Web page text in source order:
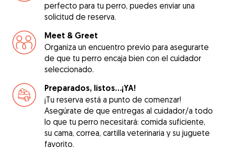
perfecto para tu perro, puedes enviar una
solicitud de reserva.
Meet & Greet
Organiza un encuentro previo para asegurarte
de que tu perro encaja bien con el cuidador
seleccionado.
Preparados, listos...¡YA!
¡Tu reserva está a punto de comenzar!
Asegúrate de que entregas al cuidador/a todo
lo que tu perro necesitará: comida suficiente,
su cama, correa, cartilla veterinaria y su juguete
favorito.